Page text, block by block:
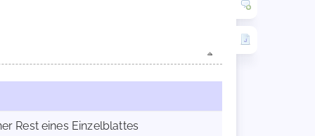
Rest eines Einzelblattes